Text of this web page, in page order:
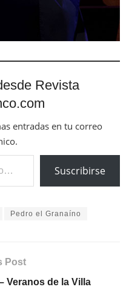
Revista
entradas en tu correo
Suscribirse
Pedro el Granaíno
Post
Veranos de la Villa